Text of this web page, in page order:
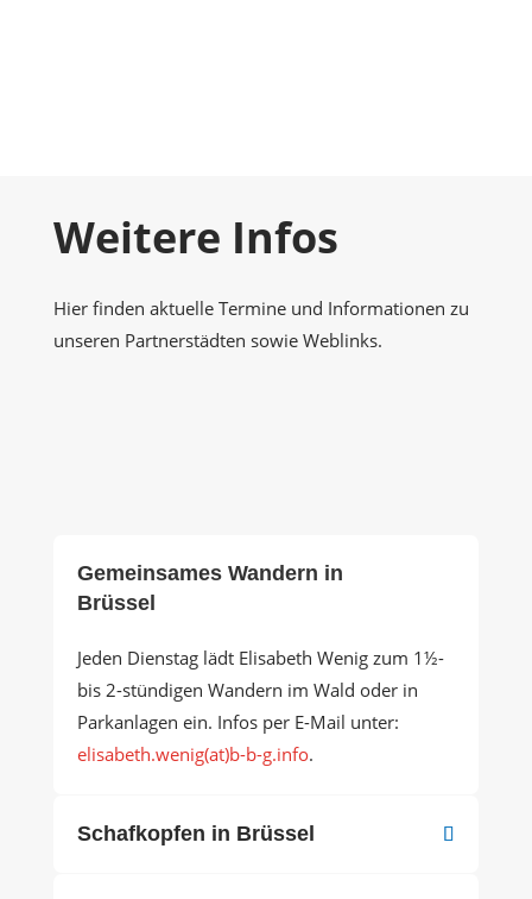
Weitere Infos
Hier finden aktuelle Termine und Informationen zu
unseren Partnerstädten sowie Weblinks.
Gemeinsames Wandern in
Brüssel
Jeden Dienstag lädt Elisabeth Wenig zum 1½-
bis 2-stündigen Wandern im Wald oder in
Parkanlagen ein. Infos per E-Mail unter:
elisabeth.wenig(at)b-b-g.info.
Schafkopfen in Brüssel